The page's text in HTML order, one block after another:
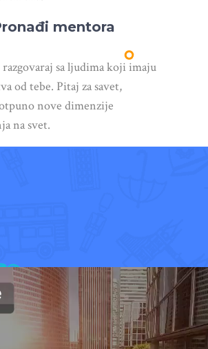
mentora
sa ljudima koji imaju
od tebe. Pitaj za savet,
nove dimenzije
na svet.